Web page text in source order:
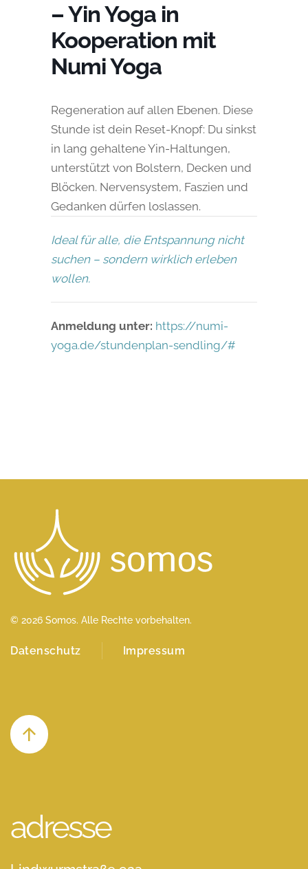
– Yin Yoga in
Kooperation mit
Numi Yoga
Regeneration auf allen Ebenen. Diese
Stunde ist dein Reset-Knopf: Du sinkst
in lang gehaltene Yin-Haltungen,
unterstützt von Bolstern, Decken und
Blöcken. Nervensystem, Faszien und
Gedanken dürfen loslassen.
Ideal für alle, die Entspannung nicht
suchen – sondern wirklich erleben
wollen.
Anmeldung unter: https://numi-
yoga.de/stundenplan-sendling/#
© 2026 Somos. Alle Rechte vorbehalten.
Datenschutz Impressum
adresse